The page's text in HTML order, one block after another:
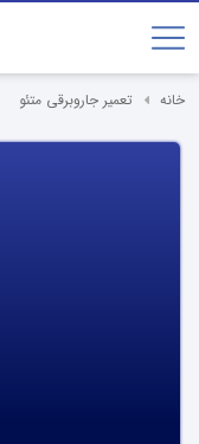
خانه تعمیر جاروبرقی متئو